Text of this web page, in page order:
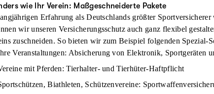
wie Ihr Verein: Maßgeschneiderte Pakete
Erfahrung als Deutschlands größter
wir unseren Versicherungsschutz auch ganz flexibel
zuschneiden. So bieten wir zum Beispiel folgenden Spezial-
Veranstaltungen: Absicherung von Elektronik, Sportgeräten
mit Pferden: Tierhalter- und Tierhüter-Haftpflicht
Biathleten, Schützenvereine: